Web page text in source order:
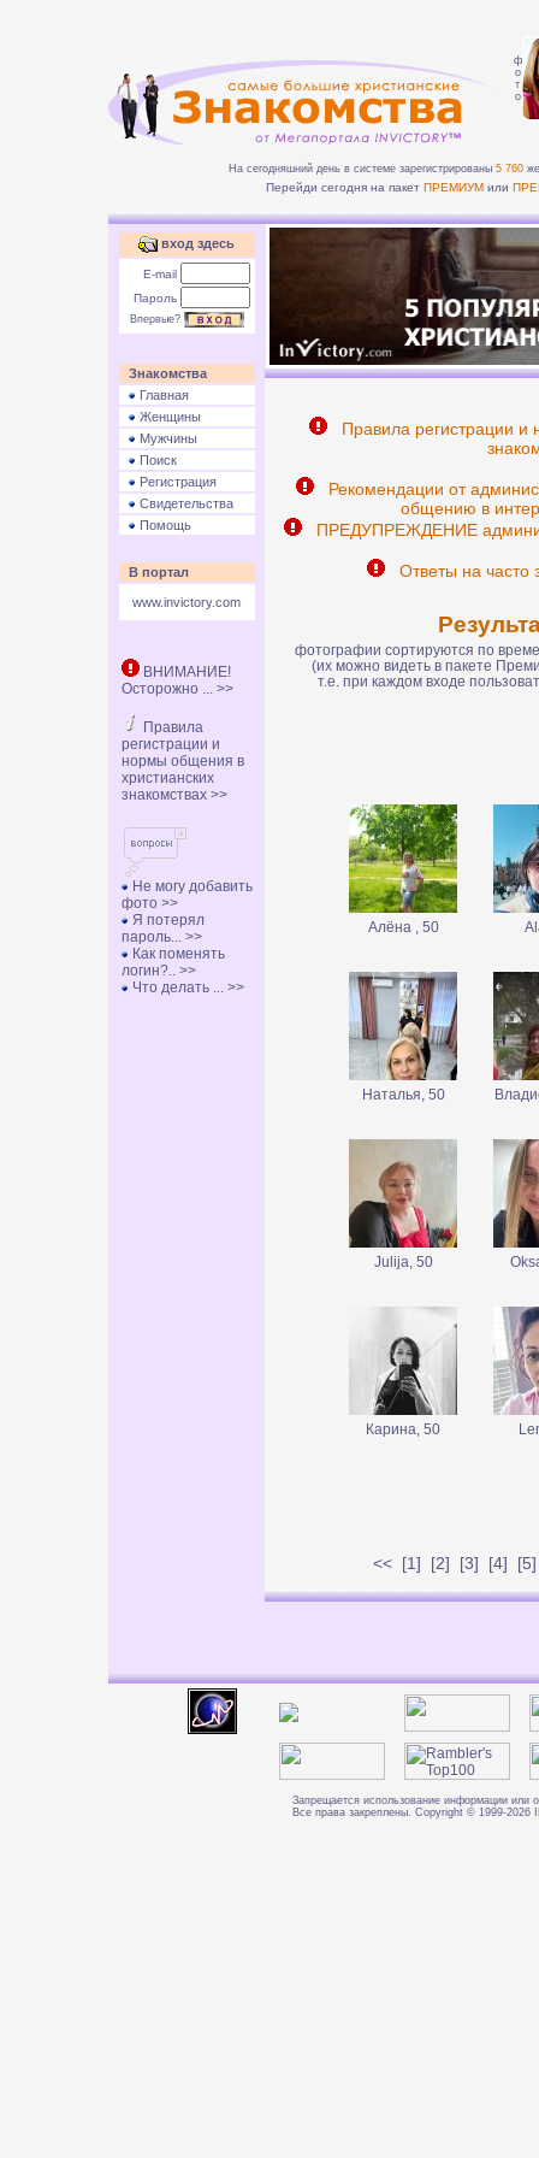
ф
о
т
о
На сегодняшний день в системе зарегистрированы 5 760
Перейди сегодня на пакет ПРЕМИУМили
вход здесь
E-mail
Пароль
Впервые?
Знакомства
Главная
Женщины
Мужчины
Поиск
Регистрация
Свидетельства
Помощь
В портал
www.invictory.com
ВНИМАНИЕ!
Осторожно ... >>
Правила
регистрации и
нормы общения в
христианских
знакомствах >>
Не могу добавить
фото >>
Я потерял
пароль... >>
Как поменять
логин?.. >>
Что делать ... >>
Правила регистрации и
Рекомендации от
общению в
ПРЕДУПРЕЖДЕНИЕ
Ответы на часто
фотографии сортируются по
(их можно видеть в пакете
т.е. при каждом входе
Алёна , 50
Наталья, 50
Julija, 50
Карина, 50
<< [1] [2] [3] [4] [5
Запрещается использование информации или
Все права закреплены. Copyright © 1999-